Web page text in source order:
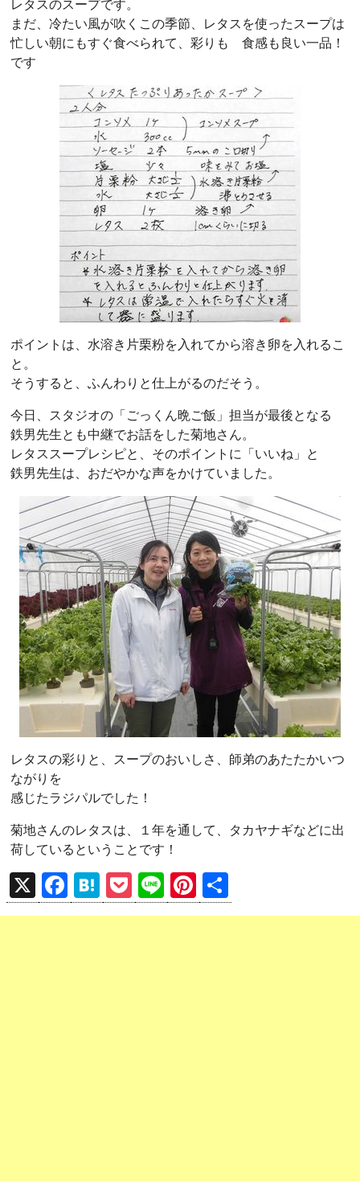
レタスのスープです。
まだ、冷たい風が吹くこの季節、レタスを使ったスープは
忙しい朝にもすぐ食べられて、彩りも 食感も良い一品！
です
ポイントは、水溶き片栗粉を入れてから溶き卵を入れるこ
と。
そうすると、ふんわりと仕上がるのだそう。
今日、スタジオの「ごっくん晩ご飯」担当が最後となる
鉄男先生とも中継でお話をした菊地さん。
レタススープレシピと、そのポイントに「いいね」と
鉄男先生は、おだやかな声をかけていました。
レタスの彩りと、スープのおいしさ、師弟のあたたかいつ
ながりを
感じたラジパルでした！
菊地さんのレタスは、１年を通して、タカヤナギなどに出
荷しているということです！
X
F
a
H
at
P
o
Li
n
Pi
nt 有